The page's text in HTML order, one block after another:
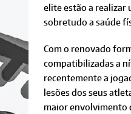
elite estão a realizar
sobretudo a saúde
Com o renovado
compatibilizadas a
recentemente a
lesões dos seus
maior envolvimento